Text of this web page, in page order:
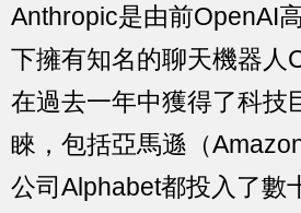
Anthropic是由前OpenAI
下擁有知名的聊天機器人
在過去一年中獲得了科技
睞，包括亞馬遜（
公司Alphabet都投入了數